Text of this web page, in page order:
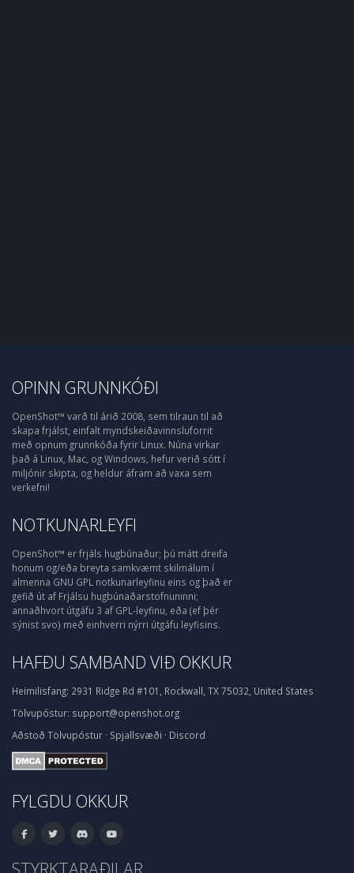
OPINN GRUNNKÓÐI
OpenShot™ varð til árið 2008, sem tilraun til að
skapa frjálst, einfalt myndskeiðavinnsluforrit
með opnum grunnkóða fyrir Linux. Núna virkar
það á Linux, Mac, og Windows, hefur verið sótt í
miljónir skipta, og heldur áfram að vaxa sem
verkefni!
NOTKUNARLEYFI
OpenShot™ er frjáls hugbúnaður; þú mátt dreifa
honum og/eða breyta samkvæmt skilmálum í
almenna GNU GPL notkunarleyfinu eins og það er
gefið út af Frjálsu hugbúnaðarstofnuninni;
annaðhvort útgáfu 3 af GPL-leyfinu, eða (ef þér
sýnist svo) með einhverri nýrri útgáfu leyfisins.
HAFÐU SAMBAND VIÐ OKKUR
Heimilisfang: 2931 Ridge Rd #101, Rockwall, TX 75032, United States
Tölvupóstur: support@openshot.org
Aðstoð Tölvupóstur · Spjallsvæði · Discord
FYLGDU OKKUR